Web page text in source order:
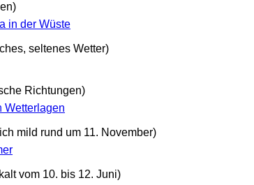
in der Wüste
seltenes Wetter)
Richtungen)
Wetterlagen
mild rund um 11. November)
vom 10. bis 12. Juni)